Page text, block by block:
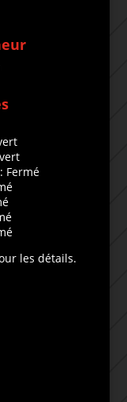
Fermé
les détails.